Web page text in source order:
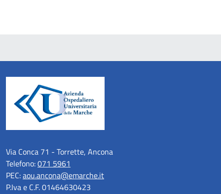
Via Conca 71 - Torrette, Ancona
Telefono:071 5961
PEC:aou.ancona@emarche.it
P.Iva e C.F. 01464630423